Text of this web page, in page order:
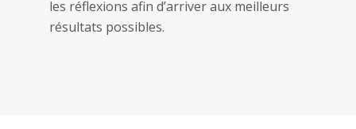
les réflexions afin d’arriver aux meilleurs
résultats possibles.